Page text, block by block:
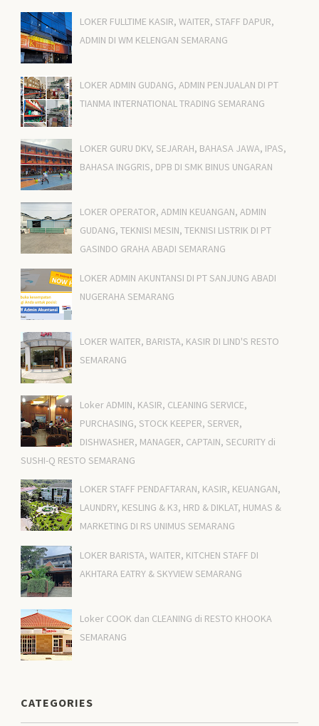
LOKER FULLTIME KASIR, WAITER, STAFF DAPUR,
ADMIN DI WM KELENGAN SEMARANG
LOKER ADMIN GUDANG, ADMIN PENJUALAN DI PT
TIANMA INTERNATIONAL TRADING SEMARANG
LOKER GURU DKV, SEJARAH, BAHASA JAWA, IPAS,
BAHASA INGGRIS, DPB DI SMK BINUS UNGARAN
LOKER OPERATOR, ADMIN KEUANGAN, ADMIN
GUDANG, TEKNISI MESIN, TEKNISI LISTRIK DI PT
GASINDO GRAHA ABADI SEMARANG
LOKER ADMIN AKUNTANSI DI PT SANJUNG ABADI
NUGERAHA SEMARANG
LOKER WAITER, BARISTA, KASIR DI LIND'S RESTO
SEMARANG
Loker ADMIN, KASIR, CLEANING SERVICE,
PURCHASING, STOCK KEEPER, SERVER,
DISHWASHER, MANAGER, CAPTAIN, SECURITY di
SUSHI-Q RESTO SEMARANG
LOKER STAFF PENDAFTARAN, KASIR, KEUANGAN,
LAUNDRY, KESLING & K3, HRD & DIKLAT, HUMAS &
MARKETING DI RS UNIMUS SEMARANG
LOKER BARISTA, WAITER, KITCHEN STAFF DI
AKHTARA EATRY & SKYVIEW SEMARANG
Loker COOK dan CLEANING di RESTO KHOOKA
SEMARANG
CATEGORIES